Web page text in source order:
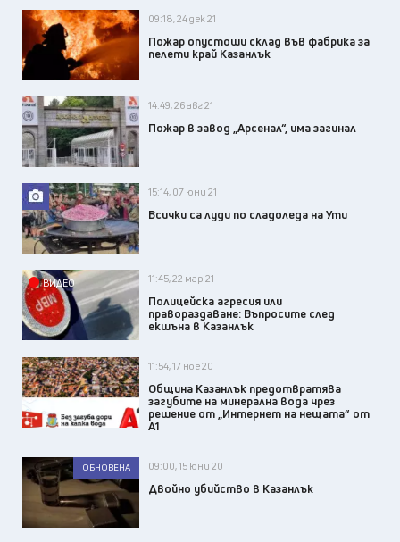
09:18, 24 дек 21
Пожар опустоши склад във фабрика за
пелети край Казанлък
14:49, 26 авг 21
Пожар в завод „Арсенал“, има загинал
15:14, 07 юни 21
Всички са луди по сладоледа на Ути
ВИДЕО 11:45, 22 мар 21
Полицейска агресия или
правораздаване: Въпросите след
екшъна в Казанлък
11:54, 17 ное 20
Община Казанлък предотвратява
загубите на минерална вода чрез
решение от „Интернет на нещата“ от
А1
ОБНОВЕНА 09:00, 15 юни 20
Двойно убийство в Казанлък